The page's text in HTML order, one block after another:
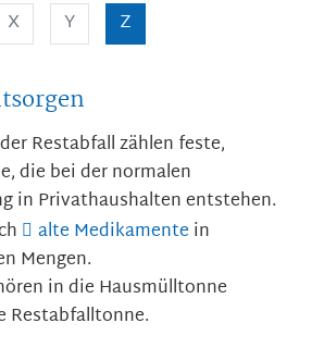
X Y Z
Restabfall zählen feste,
die bei der normalen
in Privathaushalten entstehen.
alte Medikamente in
Mengen.
in die Hausmülltonne
Restabfalltonne.